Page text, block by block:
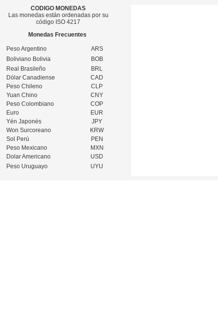
CODIGO MONEDAS
Las monedas están ordenadas por su
código ISO 4217
Monedas Frecuentes
Peso Argentino
ARS
Boliviano Bolivia
BOB
Real Brasileño
BRL
Dólar Canadiense
CAD
Peso Chileno
CLP
Yuan Chino
CNY
Peso Colombiano
COP
Euro
EUR
Yén Japonés
JPY
Won Surcoreano
KRW
Sol Perú
PEN
Peso Mexicano
MXN
Dolar Americano
USD
Peso Uruguayo
UYU